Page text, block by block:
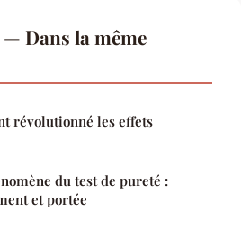
Dans la même
révolutionné les effets
du test de pureté :
et portée